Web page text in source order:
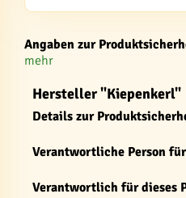
Angaben zur
mehr
Hersteller "Kiepenkerl"
Details zur
Verantwortliche Person
Verantwortlich für dieses